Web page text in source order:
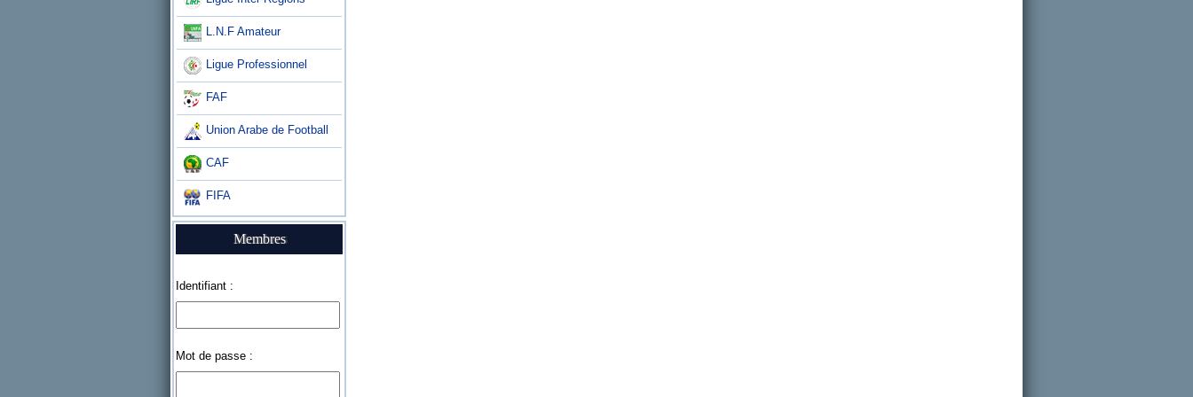
L.N.F Amateur
Ligue Professionnel
FAF
Union Arabe de Football
CAF
FIFA
Membres
Identifiant :
Mot de passe :